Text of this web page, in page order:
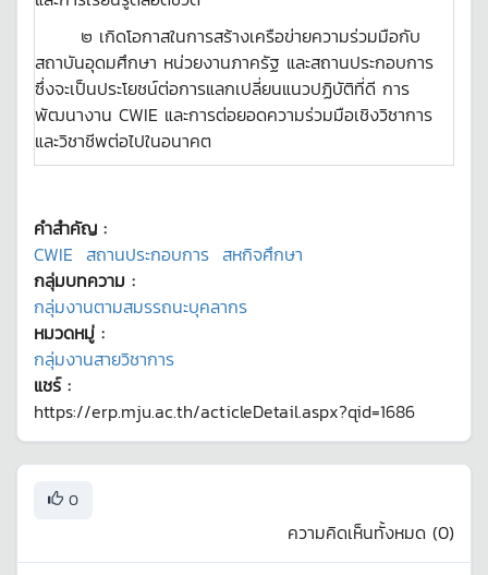
๒ เกิดโอกาสในการสร้างเครือข่ายความร่วมมือกับ
สถาบันอุดมศึกษา หน่วยงานภาครัฐ และสถานประกอบการ
ซึ่งจะเป็นประโยชน์ต่อการแลกเปลี่ยนแนวปฏิบัติที่ดี การ
พัฒนางาน CWIE และการต่อยอดความร่วมมือเชิงวิชาการ
และวิชาชีพต่อไปในอนาคต
คำสำคัญ :
CWIE สถานประกอบการ สหกิจศึกษา
กลุ่มบทความ :
กลุ่มงานตามสมรรถนะบุคลากร
หมวดหมู่ :
กลุ่มงานสายวิชาการ
แชร์ :
https://erp.mju.ac.th/acticleDetail.aspx?qid=1686
0
ความคิดเห็นทั้งหมด (0)